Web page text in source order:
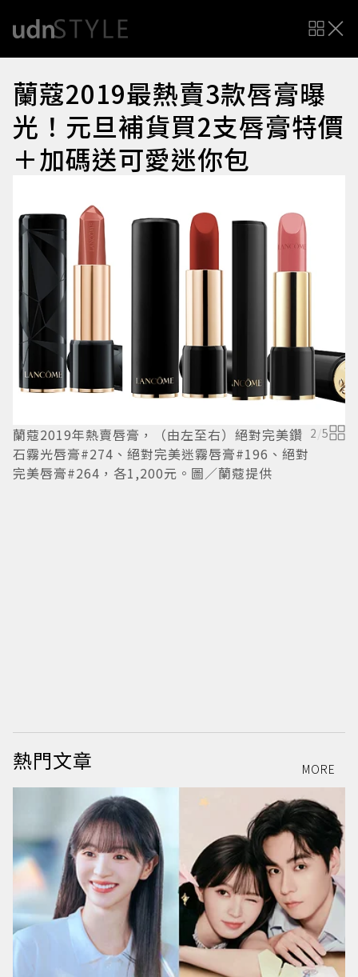
蘭蔻2019最熱賣3款唇膏曝
光！元旦補貨買2支唇膏特價
＋加碼送可愛迷你包
蘭蔻2019年熱賣唇膏，（由左至右）絕對完美鑽
石霧光唇膏#274、絕對完美迷霧唇膏#196、絕對
完美唇膏#264，各1,200元。圖／蘭蔻提供
2/5
熱門文章 MORE